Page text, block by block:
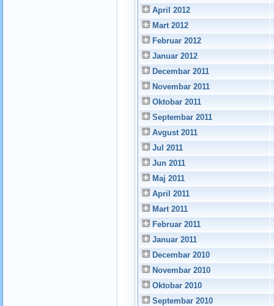
April 2012
Mart 2012
Februar 2012
Januar 2012
Decembar 2011
Novembar 2011
Oktobar 2011
Septembar 2011
Avgust 2011
Jul 2011
Jun 2011
Maj 2011
April 2011
Mart 2011
Februar 2011
Januar 2011
Decembar 2010
Novembar 2010
Oktobar 2010
Septembar 2010